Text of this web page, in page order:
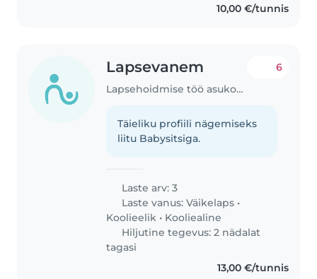
10,00 €/tunnis
Lapsevanem
Lapsehoidmise töö asukohas Tallinn
6
Täieliku profiili nägemiseks
liitu Babysitsiga.
Laste arv: 3
Laste vanus:Väikelaps •
Koolieelik • Kooliealine
Hiljutine tegevus: 2 nädalat
tagasi
13,00 €/tunnis